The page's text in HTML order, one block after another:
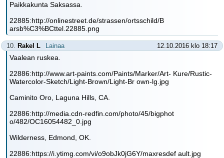
Paikkakunta Saksassa.
22885:http://onlinestreet.de/strassen/ortsschild/B
arsb%C3%BCttel.22885.png
10. Rakel L Lainaa 12.10.2016 klo 18:17
Vaalean ruskea.
22886:http://www.art-paints.com/Paints/Marker/Art- Kure/Rustic-
Watercolor-Sketch/Light-Brown/Light-Br own-lg.jpg
Caminito Oro, Laguna Hills, CA.
22886:http://media.cdn-redfin.com/photo/45/bigphot
o/482/OC16054482_0.jpg
Wilderness, Edmond, OK.
22886:https://i.ytimg.com/vi/o9obJk0jG6Y/maxresdef ault.jpg